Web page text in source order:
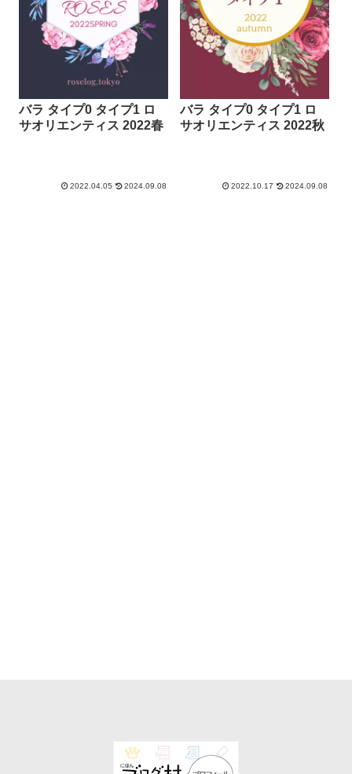
バラ タイプ0 タイプ1 ロ
サオリエンティス 2022秋
2022.10.17 2024.09.08
バラ タイプ0 タイプ1 ロ
サオリエンティス 2022春
2022.04.05 2024.09.08